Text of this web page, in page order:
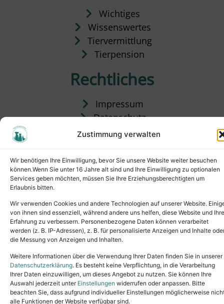
Zustimmung verwalten
Wir benötigen Ihre Einwilligung, bevor Sie unsere Website weiter besuchen
können.Wenn Sie unter 16 Jahre alt sind und Ihre Einwilligung zu optionalen
Services geben möchten, müssen Sie Ihre Erziehungsberechtigten um
Erlaubnis bitten.
Wir verwenden Cookies und andere Technologien auf unserer Website.
von ihnen sind essenziell, während andere uns helfen, diese Website und Ihre
Erfahrung zu verbessern. Personenbezogene Daten können verarbeitet
werden (z. B. IP-Adressen), z. B. für personalisierte Anzeigen und Inhalte
die Messung von Anzeigen und Inhalten.
Weitere Informationen über die Verwendung Ihrer Daten finden Sie in unserer
Datenschutzerklärung. Es besteht keine Verpflichtung, in die Verarbeitung
Ihrer Daten einzuwilligen, um dieses Angebot zu nutzen. Sie können Ihre
Auswahl jederzeit unter Einstellungen widerrufen oder anpassen. Bitte
beachten Sie, dass aufgrund individueller Einstellungen möglicherweise
alle Funktionen der Website verfügbar sind.
Wichtiges
Wissenswertes
Tiervermittlung
Tierpension
Rechtliches
Impressum
Datenschutz
Satzung
Copyright © 2024. All rights reserved.
Tel.: (02631) 55356buero@tierheim-neuwied.de
Ludwigshof 1, 56567 Neuwied